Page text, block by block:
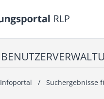
Infoportal / Suchergebnisse